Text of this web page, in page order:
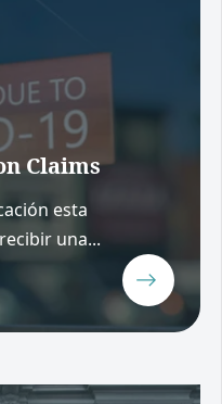
Claims
esta
una...